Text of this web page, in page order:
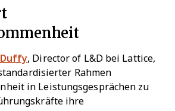
Duffy, Director of L&D bei Lattice,
Rahmen
in Leistungsgesprächen zu
ihre